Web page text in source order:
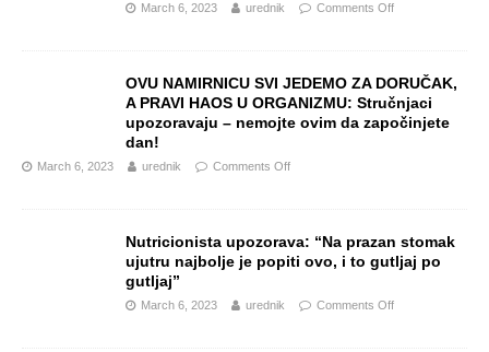
March 6, 2023 urednik Comments Off
OVU NAMIRNICU SVI JEDEMO ZA DORUČAK,
A PRAVI HAOS U ORGANIZMU: Stručnjaci
upozoravaju – nemojte ovim da započinjete
dan!
March 6, 2023 urednik Comments Off
Nutricionista upozorava: “Na prazan stomak
ujutru najbolje je popiti ovo, i to gutljaj po
gutljaj”
March 6, 2023 urednik Comments Off